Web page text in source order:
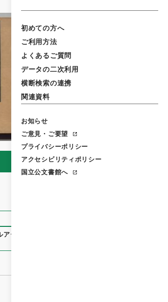
初めての方へ
ご利用方法
よくあるご質問
データの二次利用
横断検索の連携
関連資料
お知らせ
ご意見・ご要望
プライバシーポリシー
アクセシビリティポリシー
国立公文書館へ
閲覧
ーカイブ